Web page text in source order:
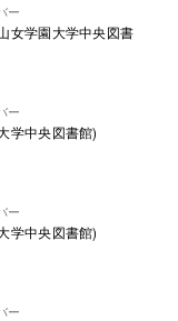
ー
女学園大学中央図書
ー
学中央図書館)
ー
学中央図書館)
ー